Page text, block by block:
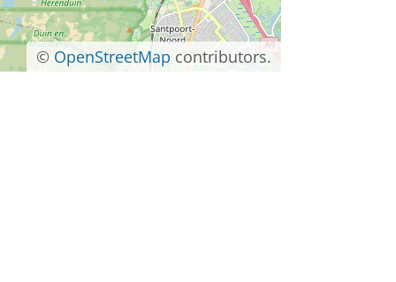
© OpenStreetMap contributors.